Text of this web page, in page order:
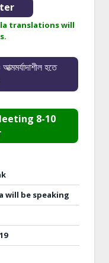
translations will
হতে
8-10
will be speaking